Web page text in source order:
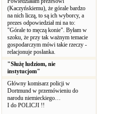
(Kaczyńskiemu), że górale bardzo
na nich liczą, to są ich wyborcy, a
prezes odpowiedział mi na to:
"Górale to męczą konie". Byłam w
szoku, że przy tak ważnym temacie
gospodarczym mówi takie rzeczy -
relacjonuje posłanka.
"Służę ludziom, nie
instytucjom"
Główny komisarz policji w
Dortmund w przemówieniu do
narodu niemieckiego…
I do POLICJI !!